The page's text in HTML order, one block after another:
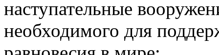
наступательные
необходимого для